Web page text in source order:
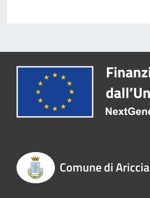
Comune di Ariccia